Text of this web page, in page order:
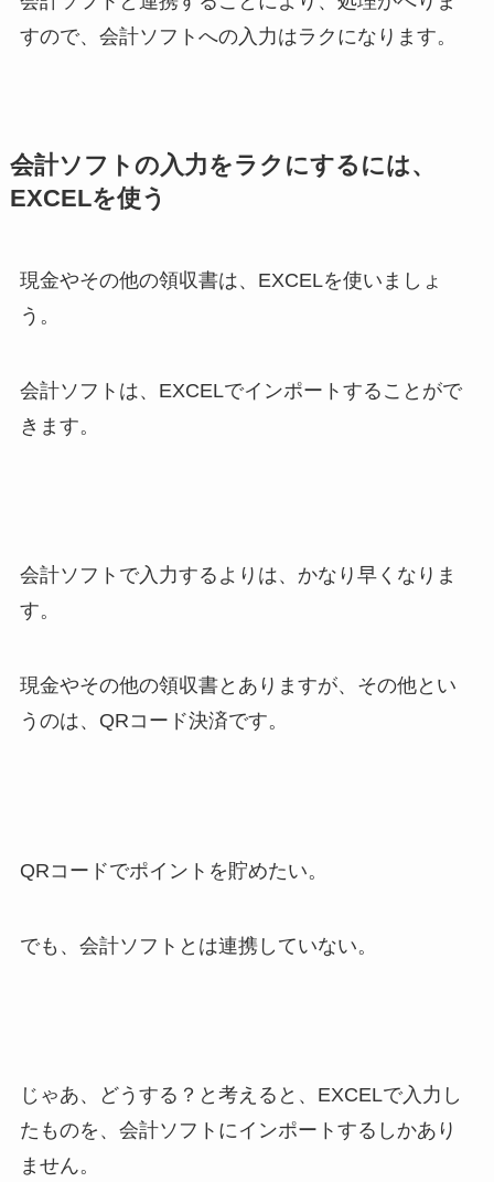
すので、会計ソフトへの入力はラクになります。
会計ソフトの入力をラクにするには、
EXCELを使う
現金やその他の領収書は、EXCELを使いましょ
う。
会計ソフトは、EXCELでインポートすることがで
きます。
会計ソフトで入力するよりは、かなり早くなりま
す。
現金やその他の領収書とありますが、その他とい
うのは、QRコード決済です。
QRコードでポイントを貯めたい。
でも、会計ソフトとは連携していない。
じゃあ、どうする？と考えると、EXCELで入力し
たものを、会計ソフトにインポートするしかあり
ません。